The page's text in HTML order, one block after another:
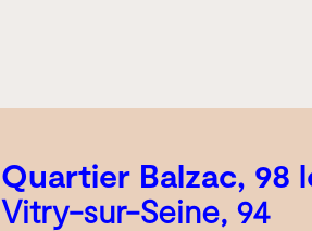
Quartier Balzac, 98
Vitry-sur-Seine, 94